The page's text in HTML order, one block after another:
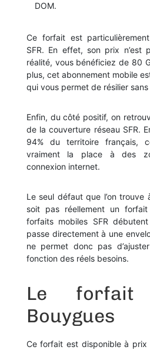
DOM.
Ce forfait est
SFR. En effet, son prix n’est
réalité, vous bénéficiez de 80
plus, cet abonnement mobile
qui vous permet de résilier sans
Enfin, du côté positif, on
de la couverture réseau SFR.
94% du territoire français,
vraiment la place à des
connexion internet.
Le seul défaut que l’on trouve
soit pas réellement un
forfaits mobiles SFR
passe directement à une
ne permet donc pas
fonction des réels besoins.
Le
Bouygues
Ce forfait est disponible à